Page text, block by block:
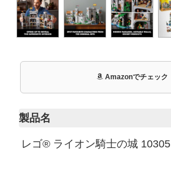
Amazonでチェック
製品名
レゴ® ライオン騎士の城 10305